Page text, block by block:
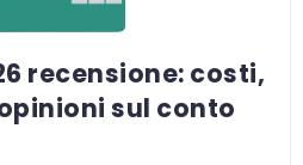
recensione: costi,
sul conto